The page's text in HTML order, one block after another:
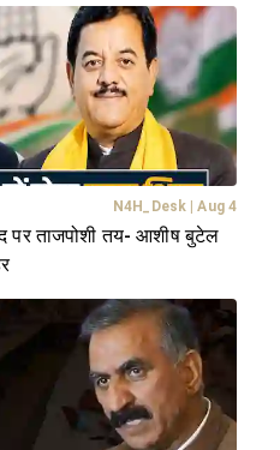
N4H_Desk Aug 4
पर ताजपोशी तय- आशीष बुटेल